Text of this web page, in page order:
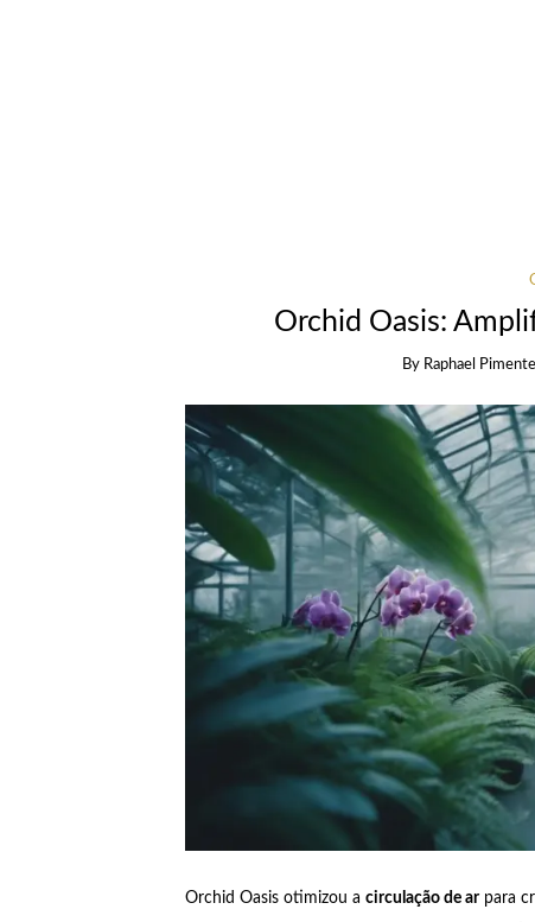
Orchid Oasis:
By Raphael Pimentel
Orchid Oasis otimizou a circulação de arpara